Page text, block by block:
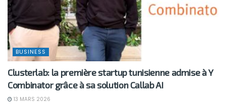
BUSINESS
Clusterlab: la première startup tunisienne admise à Y
Combinator grâce à sa solution Callab AI
13 MARS 2026